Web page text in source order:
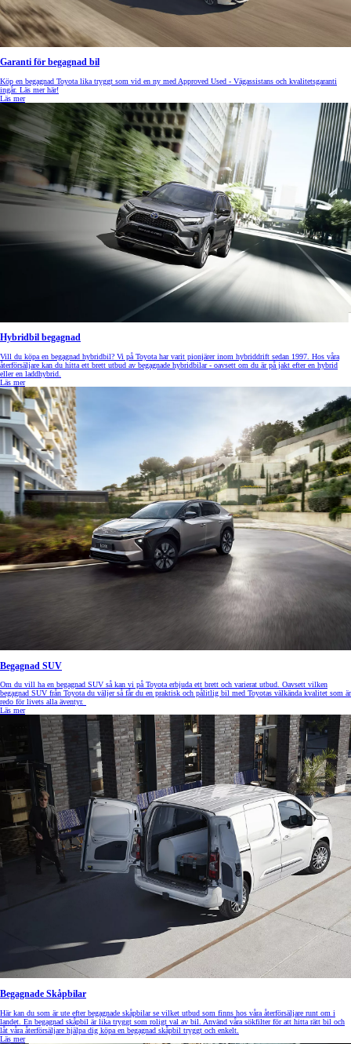
Garanti för begagnad bil
Köp en begagnad Toyota lika tryggt som vid en ny med Approved Used - Vägassistans och kvalitetsgaranti
ingår. Läs mer här!
Läs mer
Hybridbil begagnad
Vill du köpa en begagnad hybridbil? Vi på Toyota har varit pionjärer inom hybriddrift sedan 1997. Hos våra
återförsäljare kan du hitta ett brett utbud av begagnade hybridbilar - oavsett om du är på jakt efter en hybrid
eller en laddhybrid.
Läs mer
Begagnad SUV
Om du vill ha en begagnad SUV så kan vi på Toyota erbjuda ett brett och varierat utbud. Oavsett vilken
begagnad SUV från Toyota du väljer så får du en praktisk och pålitlig bil med Toyotas välkända kvalitet som är
redo för livets alla äventyr.
Läs mer
Begagnade Skåpbilar
Här kan du som är ute efter begagnade skåpbilar se vilket utbud som finns hos våra återförsäljare runt om i
landet. En begagnad skåpbil är lika tryggt som roligt val av bil. Använd våra sökfilter för att hitta rätt bil och
låt våra återförsäljare hjälpa dig köpa en begagnad skåpbil tryggt och enkelt.
Läs mer